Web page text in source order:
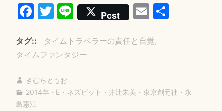
Fa
bo
ok
T
tte
r
Li
ne
Post E
ail
共
タグ:
タイムトラベラーの責任と自覚
タイムファンタジー
きむらともお
2014年 ・ E・ネズビット ・ 井辻朱美 ・ 東京創元社 ・ 永
島憲江